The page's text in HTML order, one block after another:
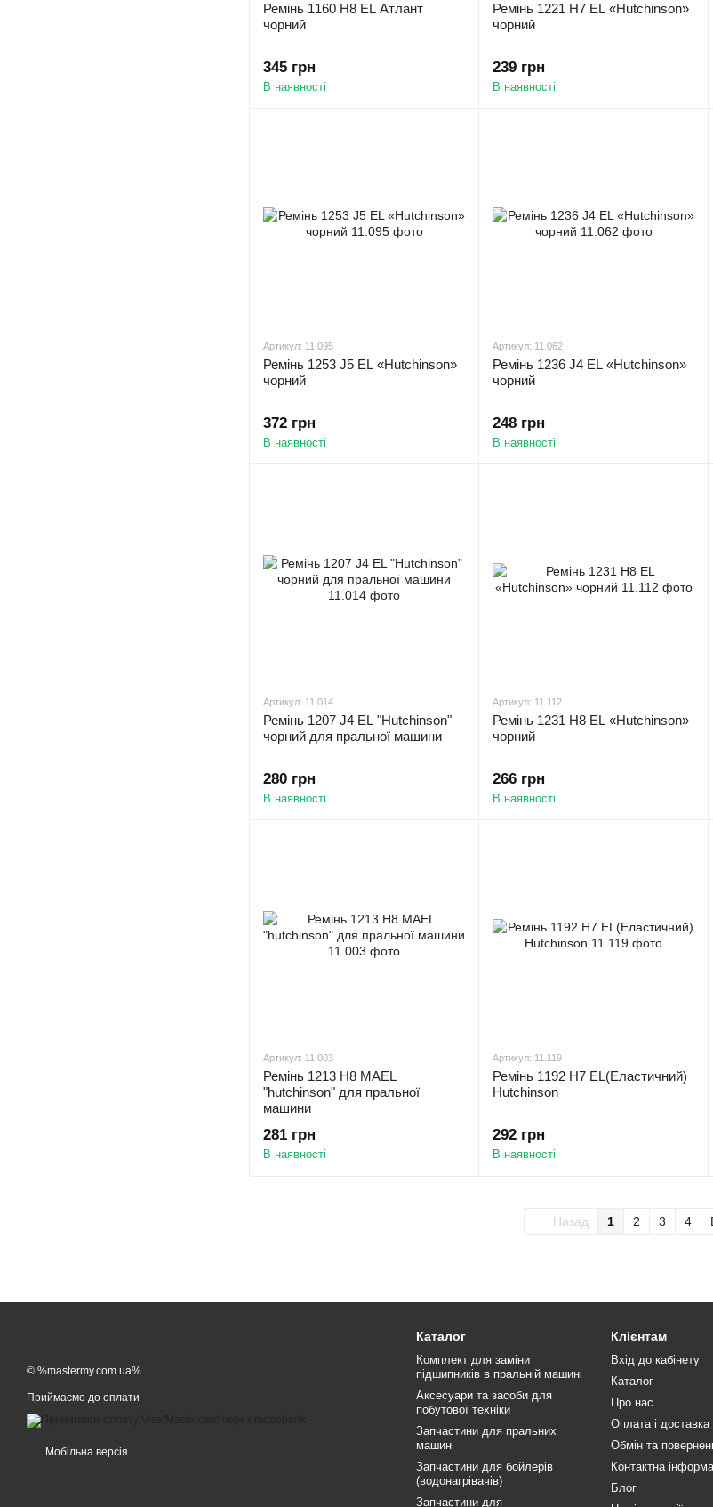
Ремінь 1160 H8 EL Атлант
чорний
345 грн
В наявності
Ремінь 1221 H7 EL «Hutchinson»
чорний
239 грн
В наявності
Артикул: 11.095
Ремінь 1253 J5 EL «Hutchinson»
чорний
372 грн
В наявності
Артикул: 11.062
Ремінь 1236 J4 EL «Hutchinson»
чорний
248 грн
В наявності
Артикул: 11.014
Ремінь 1207 J4 EL "Hutchinson"
чорний для пральної машини
280 грн
В наявності
Артикул: 11.112
Ремінь 1231 H8 EL «Hutchinson»
чорний
266 грн
В наявності
Артикул: 11.003
Ремінь 1213 H8 MAEL
"hutchinson" для пральної
машини
281 грн
В наявності
Артикул: 11.119
Ремінь 1192 H7 EL(Еластичний)
Hutchinson
292 грн
В наявності
Назад 1 2 3 4
© %mastermy.com.ua%
Приймаємо до оплати
Мобільна версія
Каталог
Комплект для заміни
підшипників в пральній машині
Аксесуари та засоби для
побутової техніки
Запчастини для пральних
машин
Запчастини для бойлерів
(водонагрівачів)
Запчастини для
Клієнтам
Вхід до кабінету
Каталог
Про нас
Оплата і доставка
Обмін та
Контактна
Блог